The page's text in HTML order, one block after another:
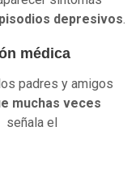
depresivos.
médica
padres y amigos
muchas veces
señala el